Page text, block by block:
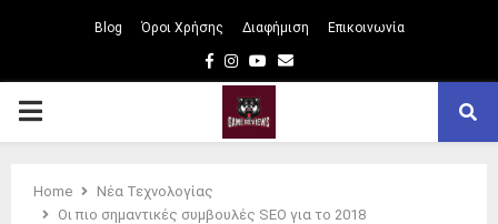
Blog Όροι Χρήσης Διαφήμιση Επικοινωνία
Facebook
Instagram
Youtube
Email
PRIMARY
Home
Νέα Τεχνολογίας
Οι πιο σημαντικές συμβουλές SEO για το 2018